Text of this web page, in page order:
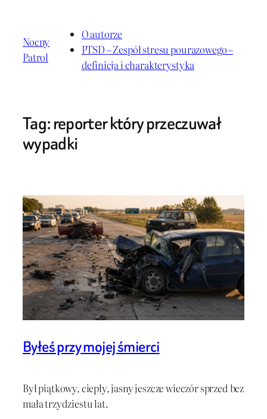
treściNocny
Patrol
O autorze
PTSD – Zespół stresu pourazowego –
definicja i charakterystyka
Tag:reporter który przeczuwał
wypadki
Byłeś przy mojej śmierci
Był piątkowy, ciepły, jasny jeszcze wieczór sprzed bez
mała trzydziestu lat.